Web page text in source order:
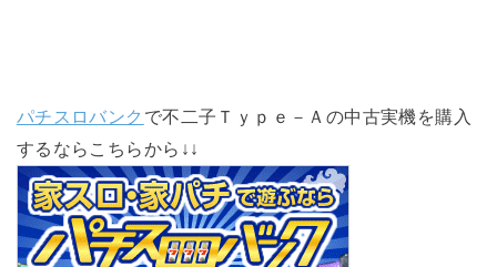
パチスロバンク で不二子Ｔｙｐｅ－Ａの中古実機を購入
するならこちらから↓↓